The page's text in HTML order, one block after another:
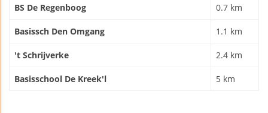
BS De Regenboog 0.7 km
Basissch Den Omgang 1.1 km
't Schrijverke 2.4 km
Basisschool De Kreek'l 5 km